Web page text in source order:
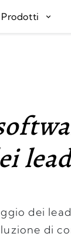
Prodotti
dei
di